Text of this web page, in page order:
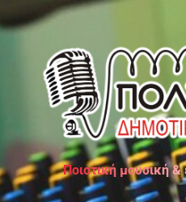
Ποιοτική μουσική